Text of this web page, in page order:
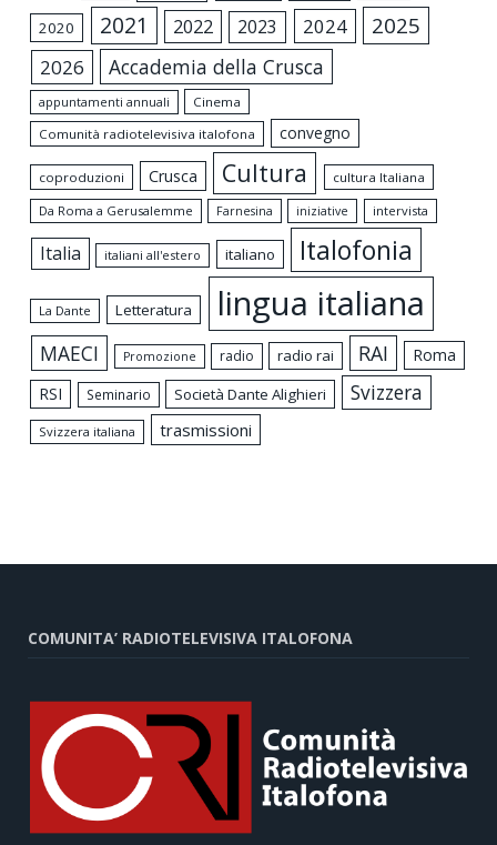
2020 2021 2022 2023 2024 2025
2026 Accademia della Crusca
appuntamenti annuali
Cinema
Comunità radiotelevisiva italofona
convegno
coproduzioni Crusca Cultura
cultura Italiana
Da Roma a Gerusalemme
Farnesina iniziative intervista
Italia italiani all'estero italiano Italofonia
La Dante Letteratura lingua italiana
MAECI Promozione radio radio rai RAI
Roma
RSI
Seminario Società Dante Alighieri Svizzera
Svizzera italiana trasmissioni
COMUNITA’ RADIOTELEVISIVA ITALOFONA